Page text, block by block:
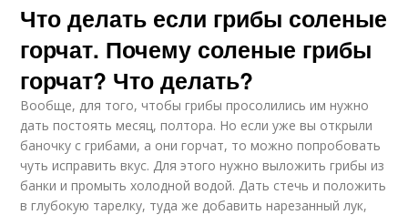
Что делать если грибы соленые
горчат. Почему соленые грибы
горчат? Что делать?
Вообще, для того, чтобы грибы просолились им нужно
дать постоять месяц, полтора. Но если уже вы открыли
баночку с грибами, а они горчат, то можно попробовать
чуть исправить вкус. Для этого нужно выложить грибы из
банки и промыть холодной водой. Дать стечь и положить
в глубокую тарелку, туда же добавить нарезанный лук,